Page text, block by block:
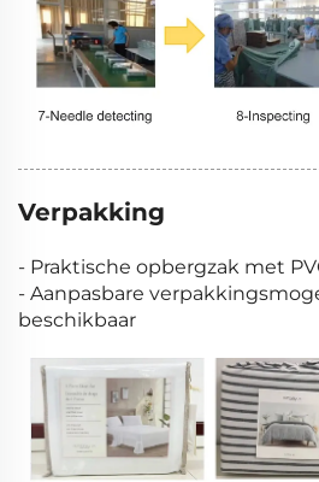
Verpakking
- Praktische opbergzak met
- Aanpasbare
beschikbaar